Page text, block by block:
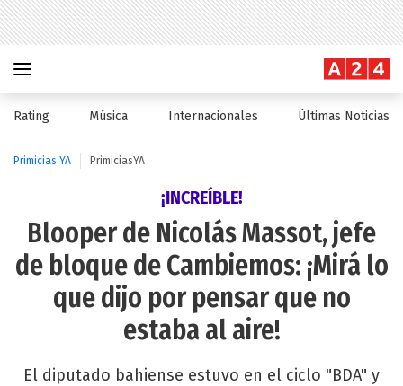
Rating Música Internacionales Últimas Noticias
Primicias YA PrimiciasYA
¡INCREÍBLE!
Blooper de Nicolás Massot, jefe
de bloque de Cambiemos: ¡Mirá lo
que dijo por pensar que no
estaba al aire!
El diputado bahiense estuvo en el ciclo "BDA" y